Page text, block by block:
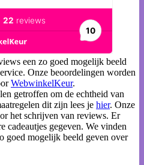
een zo goed mogelijk beeld
Onze beoordelingen worden
WebwinkelKeur.
getroffen om de echtheid van
dit zijn lees je hier. Onze
het schrijven van reviews. Er
cadeautjes gegeven. We vinden
goed mogelijk beeld geven over